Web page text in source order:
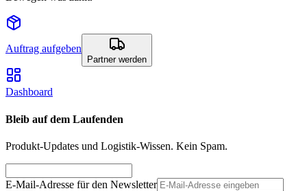
Auftrag aufgeben
Partner werden
Dashboard
Bleib auf dem Laufenden
Produkt-Updates und Logistik-Wissen. Kein Spam.
E-Mail-Adresse für den Newsletter